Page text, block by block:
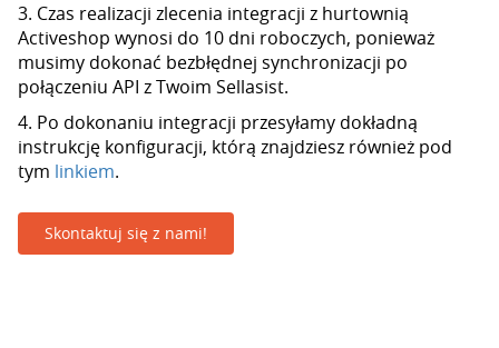
3. Czas realizacji zlecenia integracji z hurtownią
Activeshop wynosi do 10 dni roboczych, ponieważ
musimy dokonać bezbłędnej synchronizacji po
połączeniu API z Twoim Sellasist.
4. Po dokonaniu integracji przesyłamy dokładną
instrukcję konfiguracji, którą znajdziesz również pod
tym linkiem.
Skontaktuj się z nami!